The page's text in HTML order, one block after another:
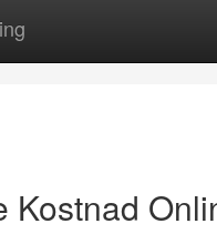
Kostnad